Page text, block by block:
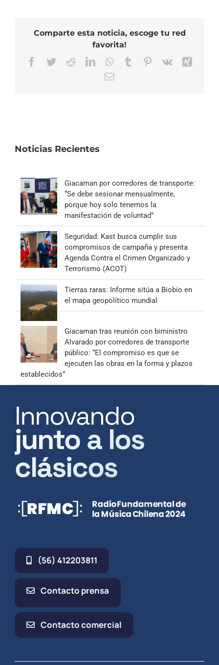
Comparte esta noticia, escoge tu red
favorita!
Facebook
TwitterRedditLinkedInWhatsApp
TumblrPinterest
Vk
Correo
Noticias Recientes
Giacaman por corredores de transporte:
“Se debe sesionar mensualmente,
porque hoy solo tenemos la
manifestación de voluntad”
Seguridad: Kast busca cumplir sus
compromisos de campaña y presenta
Agenda Contra el Crimen Organizado y
Terrorismo (ACOT)
Tierras raras: Informe sitúa a Biobío en
el mapa geopolítico mundial
Giacaman tras reunión con biministro
Alvarado por corredores de transporte
público: “El compromiso es que se
ejecuten las obras en la forma y plazos
establecidos”
Innovando
junto a los
clásicos
(56) 412203811
Contacto prensa
Contacto comercial